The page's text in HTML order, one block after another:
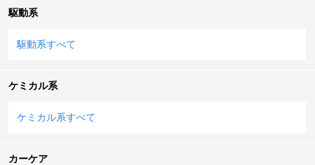
駆動系
駆動系すべて
ケミカル系
ケミカル系すべて
カーケア